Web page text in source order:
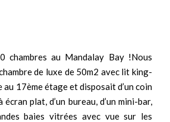
au Mandalay Bay !Nous
de luxe de 50m2 avec lit king-
17ème étage et disposait d’un coin
plat, d’un bureau, d’un mini-bar,
baies vitrées avec vue sur les